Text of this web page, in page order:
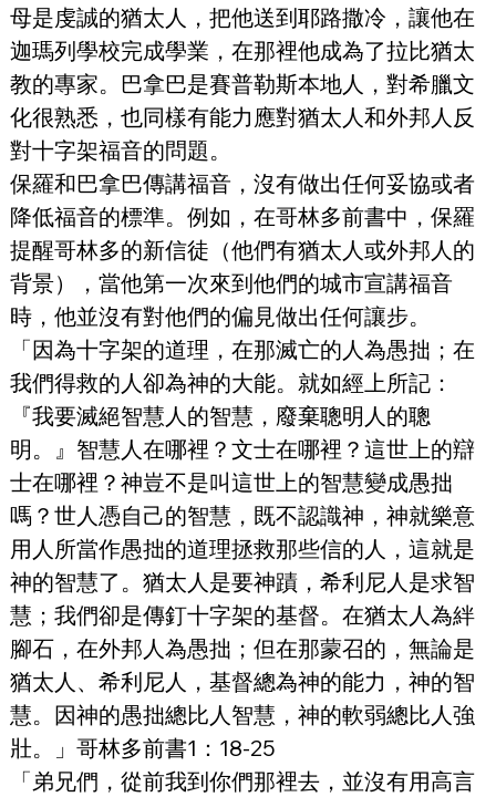
母是虔誠的猶太人，把他送到耶路撒冷，讓他在
迦瑪列學校完成學業，在那裡他成為了拉比猶太
教的專家。巴拿巴是賽普勒斯本地人，對希臘文
化很熟悉，也同樣有能力應對猶太人和外邦人反
對十字架福音的問題。
保羅和巴拿巴傳講福音，沒有做出任何妥協或者
降低福音的標準。例如，在哥林多前書中，保羅
提醒哥林多的新信徒（他們有猶太人或外邦人的
背景），當他第一次來到他們的城市宣講福音
時，他並沒有對他們的偏見做出任何讓步。
「因為十字架的道理，在那滅亡的人為愚拙；在
我們得救的人卻為神的大能。就如經上所記：
『我要滅絕智慧人的智慧，廢棄聰明人的聰
明。』智慧人在哪裡？文士在哪裡？這世上的辯
士在哪裡？神豈不是叫這世上的智慧變成愚拙
嗎？世人憑自己的智慧，既不認識神，神就樂意
用人所當作愚拙的道理拯救那些信的人，這就是
神的智慧了。猶太人是要神蹟，希利尼人是求智
慧；我們卻是傳釘十字架的基督。在猶太人為絆
腳石，在外邦人為愚拙；但在那蒙召的，無論是
猶太人、希利尼人，基督總為神的能力，神的智
慧。因神的愚拙總比人智慧，神的軟弱總比人強
壯。」哥林多前書1：18-25
「弟兄們，從前我到你們那裡去，並沒有用高言